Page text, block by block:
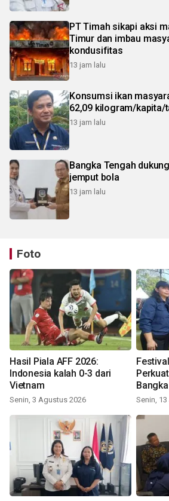
PT Timah sikapi aksi
Timur dan imbau
kondusifitas
13 jam lalu
Konsumsi ikan
62,09 kilogram/kapita/
13 jam lalu
Bangka Tengah
jemput bola
13 jam lalu
Foto
Hasil Piala AFF 2026:
Indonesia kalah 0-3 dari
Vietnam
Senin, 3 Agustus 2026 Senin,